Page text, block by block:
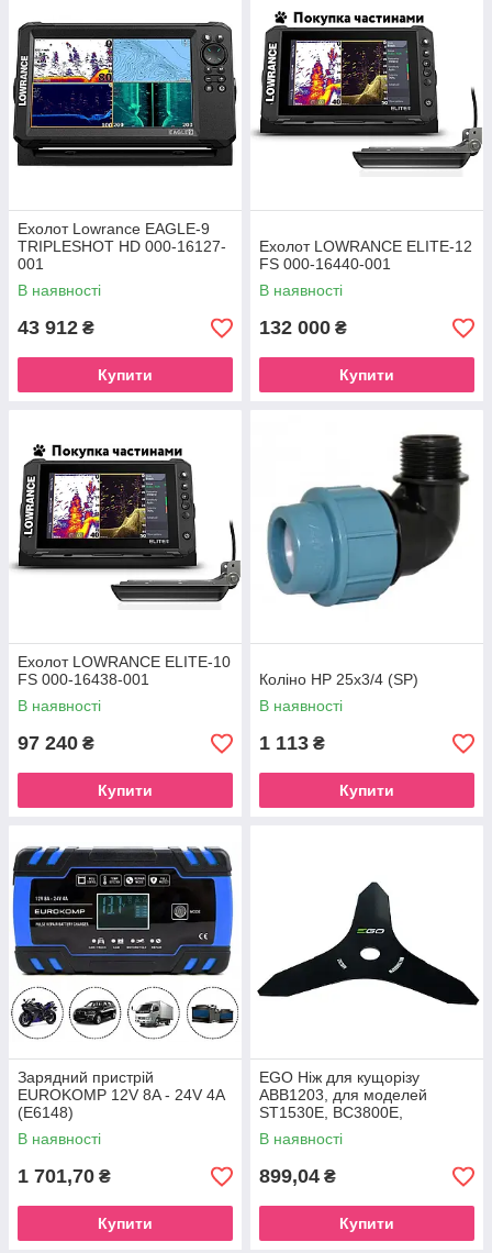
Ехолот Lowrance EAGLE-9
TRIPLESHOT HD 000-16127-
001
В наявності
43 912 ₴
Купити
Ехолот LOWRANCE ELITE-12
FS 000-16440-001
В наявності
132 000 ₴
Купити
Ехолот LOWRANCE ELITE-10
FS 000-16438-001
В наявності
97 240 ₴
Купити
Коліно НР 25х3/4 (SP)
В наявності
1 113 ₴
Купити
Зарядний пристрій
EUROKOMP 12V 8A - 24V 4A
(E6148)
В наявності
1 701,70 ₴
Купити
EGO Ніж для кущорізу
ABB1203, для моделей
ST1530E, BC3800E,
STX3800, BCX3800, BCA1200
В наявності
899,04 ₴
Купити